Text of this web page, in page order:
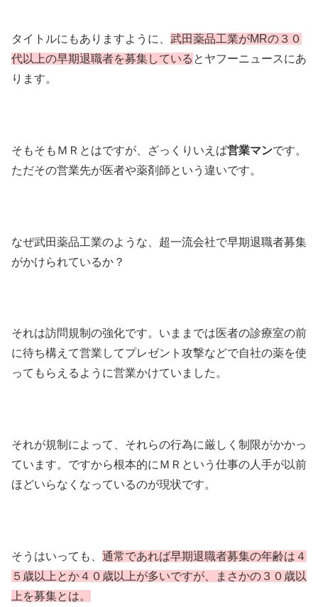
タイトルにもありますように、 武田薬品工業がMRの３０
代以上の早期退職者を募集している とヤフーニュースにあ
ります。
そもそもＭＲとはですが、ざっくりいえば営業マンです。
ただその営業先が医者や薬剤師という違いです。
なぜ武田薬品工業のような、超一流会社で早期退職者募集
がかけられているか？
それは訪問規制の強化です。いままでは医者の診療室の前
に待ち構えて営業してプレゼント攻撃などで自社の薬を使
ってもらえるように営業かけていました。
それが規制によって、それらの行為に厳しく制限がかかっ
ています。ですから根本的にＭＲという仕事の人手が以前
ほどいらなくなっているのが現状です。
そうはいっても、 通常であれば早期退職者募集の年齢は４
５歳以上とか４０歳以上が多いですが、まさかの３０歳以
上を募集とは。